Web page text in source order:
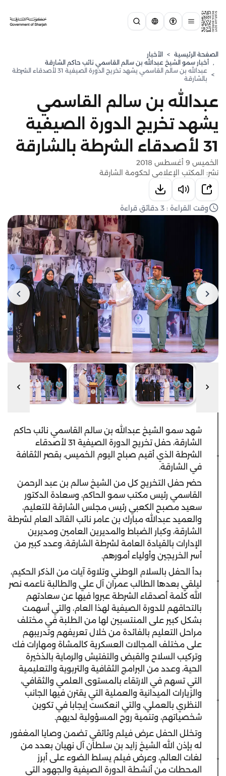
الصفحة الرئيسية > الأخبار
, ⁠أخبار سمو الشيخ عبدالله بن سالم القاسمي نائب حاكم الشارقة
>
عبدالله بن سالم القاسمي يشهد تخريج الدورة الصيفية 31 لأصدقاء الشرطة
بالشارقة
عبدالله بن سالم القاسمي
يشهد تخريج الدورة الصيفية
31 لأصدقاء الشرطة بالشارقة
الخميس 9 أغسطس 2018
نشر: المكتب الإعلامي لحكومة الشارقة
وقت القراءة : 3 دقائق قراءة
شهد سمو الشيخ عبدالله بن سالم القاسمي نائب حاكم
الشارقة، حفل تخريج الدورة الصيفية 31 لأصدقاء
الشرطة الذي أقيم صباح اليوم الخميس، بقصر الثقافة
في الشارقة.
حضر حفل التخريج كل من الشيخ سالم بن عبد الرحمن
القاسمي رئيس مكتب سمو الحاكم، وسعادة الدكتور
سعيد مصبح الكعبي رئيس مجلس الشارقة للتعليم،
والعميد عبدالله مبارك بن عامر نائب القائد العام لشرطة
الشارقة، وكبار الضباط والمديرين العامين ومديرين
الإدارات بالقيادة العامة لشرطة الشارقة، وعدد كبير من
أسر الخريجين وأولياء أمورهم.
بدأ الحفل بالسلام الوطني وتلاوة آيات من الذكر الحكيم،
ليلقي بعدها الطالب عمران آل علي والطالبة ناعمه نصر
الله كلمة أصدقاء الشرطة عبروا فيها عن سعادتهم
بالتحاقهم للدورة الصيفية لهذا العام، والتي أسهمت
بشكل كبير على المنتسبين لها من الطلبة في مختلف
مراحل التعليم بالفائدة من خلال تعريفهم وتدريبهم
على مختلف المجالات العسكرية كالمشاة ومهارات فك
وتركيب السلاح والقبض والتفتيش والرماية بالذخيرة
الحية، وعدد من البرامج الثقافية والتربوية والتعليمية
التي تسهم في الارتقاء بالمستوى العلمي والثقافي،
والزيارات الميدانية والعملية التي يقترن فيها الجانب
النظري بالعملي، والتي انعكست إيجابا في تكوين
شخصياتهم، وتنمية روح المسؤولية لديهم.
وتخلل الحفل عرض فيلم وثائقي تضمن وصايا المغفور
له بإذن الله الشيخ زايد بن سلطان آل نهيان بعدد من
لغات العالم، وعرض فيلم يسلط الضوء على أبرز
المحطات من أنشطة الدورة الصيفية والجهود التي